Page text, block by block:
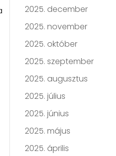
2025. december
2025. november
2025. október
2025. szeptember
2025. augusztus
2025. július
2025. június
2025. május
2025. április